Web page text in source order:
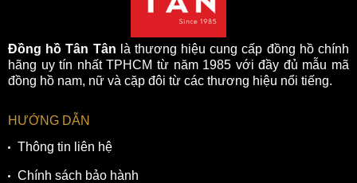
Đồng hồ Tân Tân là thương hiệu cung cấp đồng hồ chính
hãng uy tín nhất TPHCM từ năm 1985 với đầy đủ mẫu mã
đồng hồ nam, nữ và cặp đôi từ các thương hiệu nổi tiếng.
HƯỚNG DẪN
Thông tin liên hệ
Chính sách bảo hành